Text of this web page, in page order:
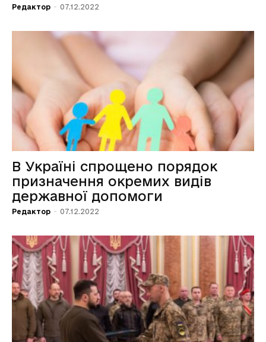
Редактор - 07.12.2022
В Україні спрощено порядок
призначення окремих видів
державної допомоги
Редактор - 07.12.2022